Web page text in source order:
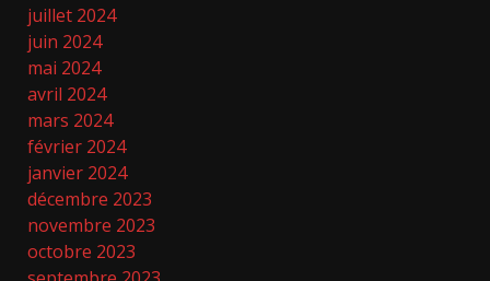
juillet 2024
juin 2024
mai 2024
avril 2024
mars 2024
février 2024
janvier 2024
décembre 2023
novembre 2023
octobre 2023